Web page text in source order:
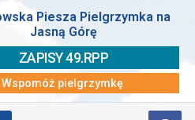
Piesza Pielgrzymka na
Jasną Górę
ZAPISY 49.RPP
Wspomóż pielgrzymkę